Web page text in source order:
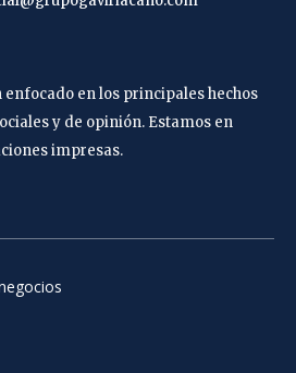
en los principales hechos
y de opinión. Estamos en
impresas.